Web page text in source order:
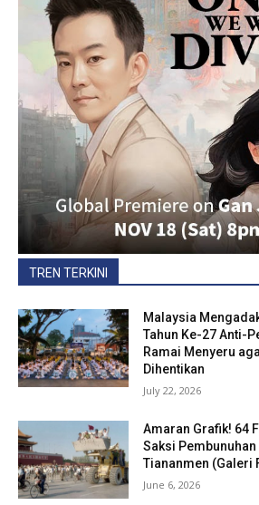
TREN TERKINI
Malaysia
Tahun Ke-27 Anti-
Ramai Menyeru
Dihentikan
July 22, 2026
Amaran Grafik! 64
Saksi
Tiananmen (Galeri
June 6, 2026